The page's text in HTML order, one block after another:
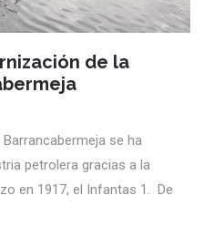
de la
se ha
petrolera gracias a la
en 1917, el Infantas 1. De